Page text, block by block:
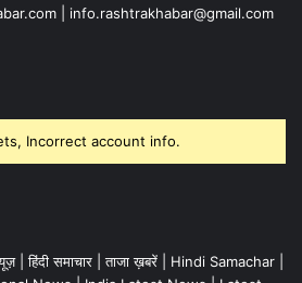
| info.rashtrakhabar@gmail.com
Incorrect account info.
| हिंदी समाचार | ताजा ख़बरें | Hindi Samachar |